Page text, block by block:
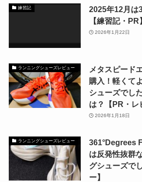
練習記
2025年12月は
【練習記・PR】
2026年1月22日
ランニングシューズレビュー
メタスピード
購入！軽くて
シューズでし
は？【PR・レ
2026年1月18日
ランニングシューズレビュー
361°Degrees
は反発性抜群
グシューズで
ー】